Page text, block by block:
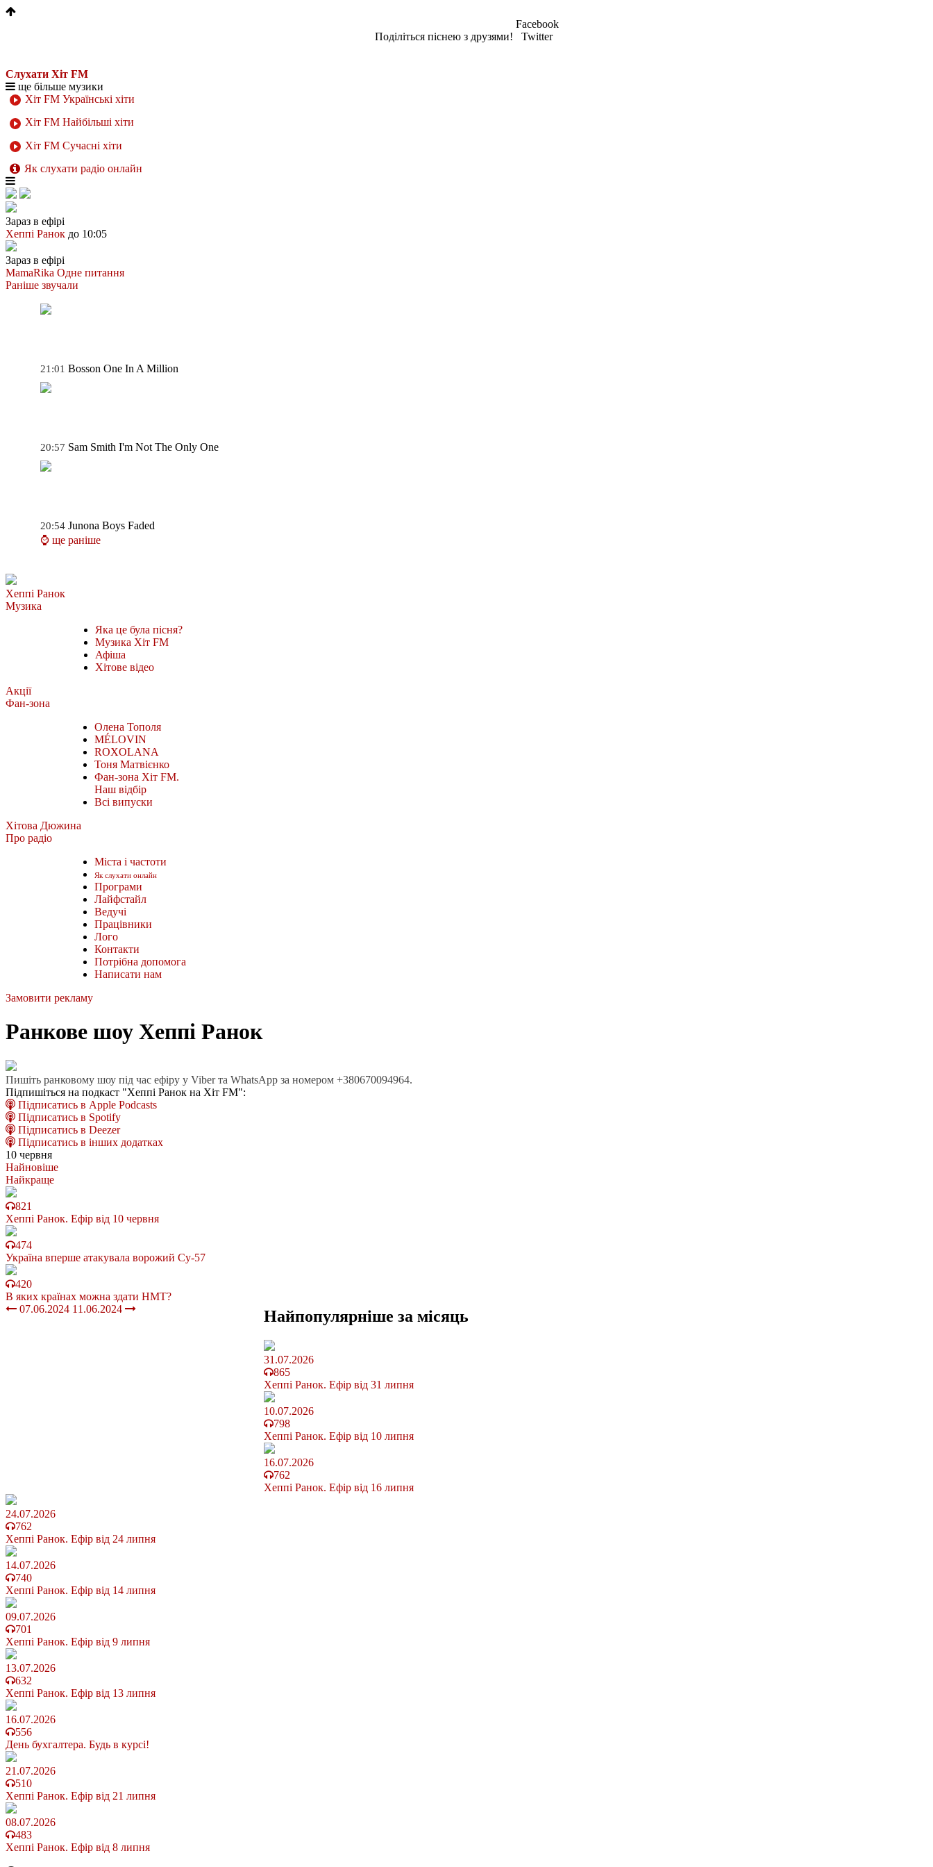
Поділіться піснею з друзями!
Facebook
Twitter
Слухати Хіт FM
ще більше музики
Хіт FM Українські хіти
Хіт FM Найбільші хіти
Хіт FM Сучасні хіти
Як слухати радіо онлайн
Зараз в ефірі
Хеппі Ранок до 10:05
Зараз в ефірі
MamaRika Одне питання
Раніше звучали
21:01 Bosson One In A Million
20:57 Sam Smith I'm Not The Only One
20:54 Junona Boys Faded
⌚ ще раніше
Хеппі Ранок
Музика
Яка це була пісня?
Музика Хіт FM
Афіша
Хітове відео
Акції
Фан-зона
Олена Тополя
MÉLOVIN
ROXOLANA
Тоня Матвієнко
Фан-зона Хіт FM.
Наш відбір
Всі випуски
Хітова Дюжина
Про радіо
Міста і частоти
Як слухати онлайн
Програми
Лайфстайл
Ведучі
Працівники
Лого
Контакти
Потрібна допомога
Написати нам
Замовити рекламу
Ранкове шоу Хеппі Ранок
Пишіть ранковому шоу під час ефіру у Viber та WhatsApp за номером +380670094964.
Підпишіться на подкаст "Хеппі Ранок на Хіт FM":
Підписатись в Apple Podcasts
Підписатись в Spotify
Підписатись в Deezer
Підписатись в інших додатках
10 червня
Найновіше
Найкраще
821
Хеппі Ранок. Ефір від 10 червня
474
Україна вперше атакувала ворожий Су-57
420
В яких країнах можна здати НМТ?
07.06.2024 11.06.2024 Найпопулярніше за місяць
31.07.2026
865
Хеппі Ранок. Ефір від 31 липня
10.07.2026
798
Хеппі Ранок. Ефір від 10 липня
16.07.2026
762
Хеппі Ранок. Ефір від 16 липня
24.07.2026
762
Хеппі Ранок. Ефір від 24 липня
14.07.2026
740
Хеппі Ранок. Ефір від 14 липня
09.07.2026
701
Хеппі Ранок. Ефір від 9 липня
13.07.2026
632
Хеппі Ранок. Ефір від 13 липня
16.07.2026
556
День бухгалтера. Будь в курсі!
21.07.2026
510
Хеппі Ранок. Ефір від 21 липня
08.07.2026
483
Хеппі Ранок. Ефір від 8 липня